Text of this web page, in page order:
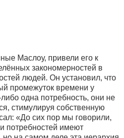
Маслоу, привели его к
закономерностей в
людей. Он установил, что
промежуток времени у
одна потребность, они не
стимулируя собственную
«До сих пор мы говорили,
потребностей имеют